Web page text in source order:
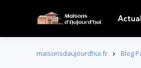
maisonsdaujourdhui.fr Blog